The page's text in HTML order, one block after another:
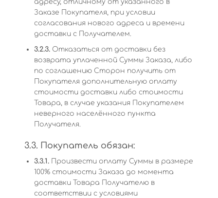
адресу, отличному от указанного в
Заказе Покупателя, при условии
согласования нового адреса и времени
доставки с Получателем.
3.2.3. Отказаться от доставки без
возврата уплаченной Суммы Заказа, либо
по соглашению Сторон получить от
Покупателя дополнительную оплату
стоимости доставки либо стоимости
Товара, в случае указания Покупателем
неверного населённого пункта
Получателя.
3.3. Покупатель обязан:
3.3.1. Произвести оплату Суммы в размере
100% стоимости Заказа до момента
доставки Товара Получателю в
соответствии с условиями